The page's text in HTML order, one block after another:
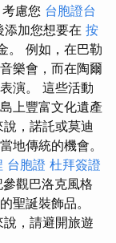
考慮您 台胞證台
添加您想要在 按
。 例如，在巴勒
樂會，而在陶爾
演。 這些活動
上豐富文化遺產
，諾託或莫迪
地傳統的機會。
台胞證 杜拜簽證
觀巴洛克風格
聖誕裝飾品。
，請避開旅遊